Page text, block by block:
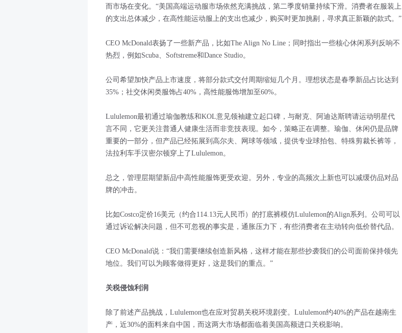
而市场在变化。“美国高端运动服市场依然充满挑战，第二季度销量持续下滑。消费者在服装上
的支出总体减少，在高性能运动服上的支出也减少，购买时更加挑剔，寻求真正新颖的款式。”
CEO McDonald表扬了一些新产品，比如The Align No Line；同时指出一些核心休闲系列反响不
热烈，例如Scuba、Softstreme和Dance Studio。
公司希望加快产品上市速度，将部分款式交付周期缩短几个月。理想状态是春季新品占比达到
35%；社交休闲类服饰占40%，高性能服饰增加至60%。
Lululemon最初通过瑜伽教练和KOL意见领袖建立起口碑，与耐克、阿迪达斯聘请运动明星代
言不同，它更关注普通人健康生活而非竞技表现。如今，策略正在调整。瑜伽、休闲仍是品牌
重要的一部分，但产品已经拓展到高尔夫、网球等领域，提供专业球拍包、特殊剪裁长裤等，
法拉利车手汉密尔顿穿上了Lululemon。
总之，管理层期望新品中高性能服饰更受欢迎。另外，专业的高频次上新也可以减缓仿品对品
牌的冲击。
比如Costco定价16美元（约合114.13元人民币）的打底裤模仿Lululemon的Align系列。公司可以
通过诉讼解决问题，但不可忽视的事实是，通胀压力下，有些消费者在主动转向低价替代品。
CEO McDonald说：“我们需要继续创造新风格，这样才能在那些抄袭我们的公司面前保持领先
地位。我们可以为顾客做得更好，这是我们的重点。”
关税侵蚀利润
除了前述产品挑战，Lululemon也在应对贸易关税环境剧变。Lululemon约40%的产品在越南生
产，近30%的面料来自中国，而这两大市场都面临着美国高额进口关税影响。